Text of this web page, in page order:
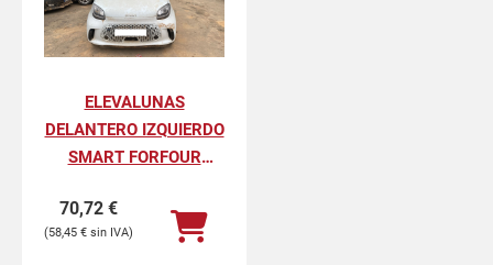
ELEVALUNAS
DELANTERO IZQUIERDO
SMART FORFOUR
(453.091)
70,72 €
58,45 €